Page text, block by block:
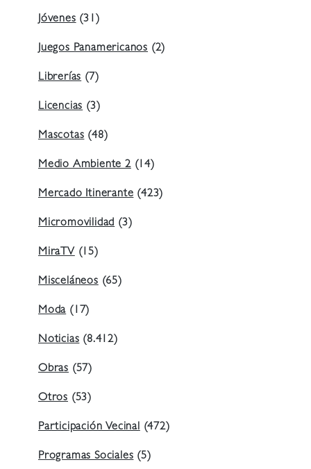
Jóvenes(31)
Juegos Panamericanos (2)
Librerías(7)
Licencias(3)
Mascotas(48)
Medio Ambiente 2(14)
Mercado Itinerante(423)
Micromovilidad(3)
MiraTV(15)
Misceláneos(65)
Moda(17)
Noticias(8.412)
Obras (57)
Otros (53)
Participación Vecinal(472)
Programas Sociales(5)